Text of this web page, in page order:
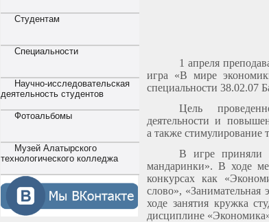
Студентам
Специальности
Научно-исследовательская
деятельность студентов
Фотоальбомы
Музей Алатырского
технологического колледжа
1 апреля
игра «В мире
специальности 38.02.07
Цель
деятельности и
а также стимулирование
В игре приняли
мандаринки». В ходе
конкурсах как
слово»,
ходе занятия кружка
дисциплине